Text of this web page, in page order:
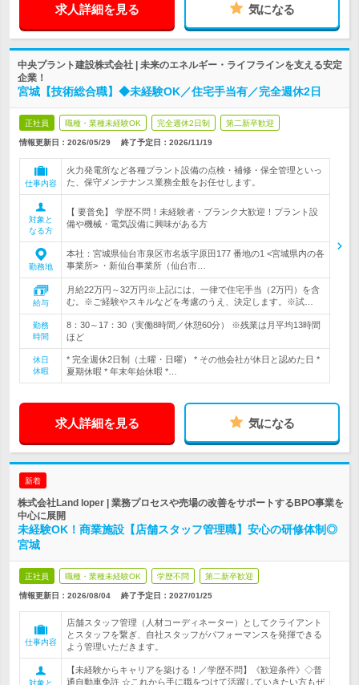
求人詳細を見る 気になる
中央プラント建設株式会社 | 未来のエネルギー・ライフラインを支える安定
企業！
宮城【技術総合職】◆未経験OK／住宅手当有／完全週休2日
正社員 職種・業種未経験OK 完全週休2日制 第二新卒歓迎
情報更新日：2026/05/29 終了予定日： 2026/11/19
仕事内容
火力発電所など各種プラント設備の点検・補修・保全管理といっ
た、保守メンテナンス業務全般をお任せします。
対象と
なる方
【 要普免】 学歴不問！未経験者・ブランク大歓迎！プラント設
備や機械・電気設備に興味がある方
勤務地
本社：宮城県仙台市泉区市名坂字原田177 番地の1 <宮城県内の各
事業所> ・新仙台事業所（仙台市…
給与
月給22万円～32万円※上記には、一律で住宅手当（2万円）を含
む。※ご経験やスキルなどを考慮のうえ、決定します。※試…
勤務
時間
8：30～17：30（実働8時間／休憩60分） ※残業は月平均13時間
ほど
休日
休暇
* 完全週休2日制（土曜・日曜） * その他会社が休日と認めた日 *
夏期休暇 * 年末年始休暇 *…
求人詳細を見る 気になる
新着
株式会社Land loper | 業務プロセスや売場の改善をサポートするBPO事業を
中心に展開
未経験OK！商業施設【店舗スタッフ管理職】安心の研修体制◎
宮城
正社員 職種・業種未経験OK 学歴不問 第二新卒歓迎
情報更新日：2026/08/04 終了予定日： 2027/01/25
仕事内容
店舗スタッフ管理（人材コーディネーター）としてクライアント
とスタッフを繋ぎ、自社スタッフがパフォーマンスを発揮できる
よう管理いただきます。
対象と
【未経験からキャリアを築ける！／学歴不問】《歓迎条件》◇普
通自動車免許 ☆これから手に職をつけて活躍していきたい方もぜ